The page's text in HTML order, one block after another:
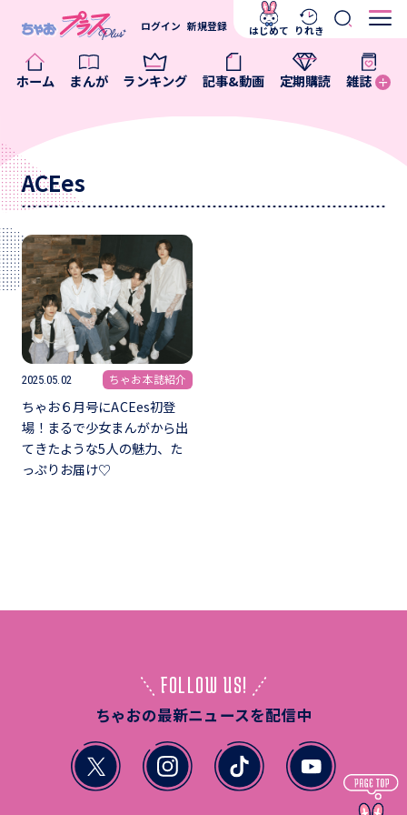
ホーム まんが ランキング 記事&動画 定期購読 雑誌
ログイン 新規登録 はじめて りれき
ACEes
2025.05.02 ちゃお本誌紹介
ちゃお６月号にACEes初登
場！まるで少女まんがから出
てきたような5人の魅力、た
っぷりお届け♡
FOLLOW US!
ちゃおの最新ニュースを配信中